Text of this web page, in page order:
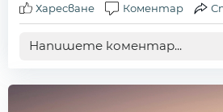
Харесване Коментар